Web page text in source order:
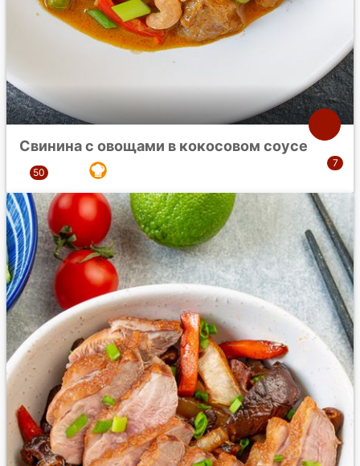
Свинина с овощами в кокосовом соусе